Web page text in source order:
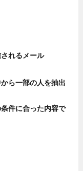
れるメール
ら一部の人を抽出
件に合った内容で